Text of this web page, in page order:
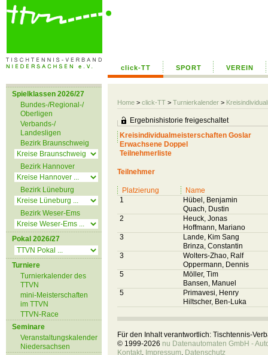
click-TT SPORT VEREIN
Home > click-TT > Turnierkalender >
Spielklassen 2026/27
Bundes-/Regional-/
Oberligen
Verbands-/
Landesligen
Bezirk Braunschweig
Bezirk Hannover
Bezirk Lüneburg
Bezirk Weser-Ems
Pokal 2026/27
Turniere
Turnierkalender des
TTVN
mini-Meisterschaften
im TTVN
TTVN-Race
Seminare
Veranstaltungskalender
Niedersachsen
Ergebnishistorie freigeschaltet
Kreisindividualmeisterschaften Goslar
Erwachsene Doppel
Teilnehmerliste
Teilnehmer
Platzierung
Name
1
Hübel, Benjamin
Quach, Dustin
2
Heuck, Jonas
Hoffmann, Mariano
3
Lande, Kim Sang
Brinza, Constantin
3
Wolters-Zhao, Ralf
Oppermann, Dennis
5
Möller, Tim
Bansen, Manuel
5
Primavesi, Henry
Hiltscher, Ben-Luka
Für den Inhalt verantwortlich: Tischtennis-
© 1999-2026 nu Datenautomaten GmbH -
Kontakt, Impressum, Datenschutz